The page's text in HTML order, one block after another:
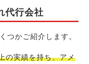
代行会社
つかご紹介します。
の実績を持ち、アメ